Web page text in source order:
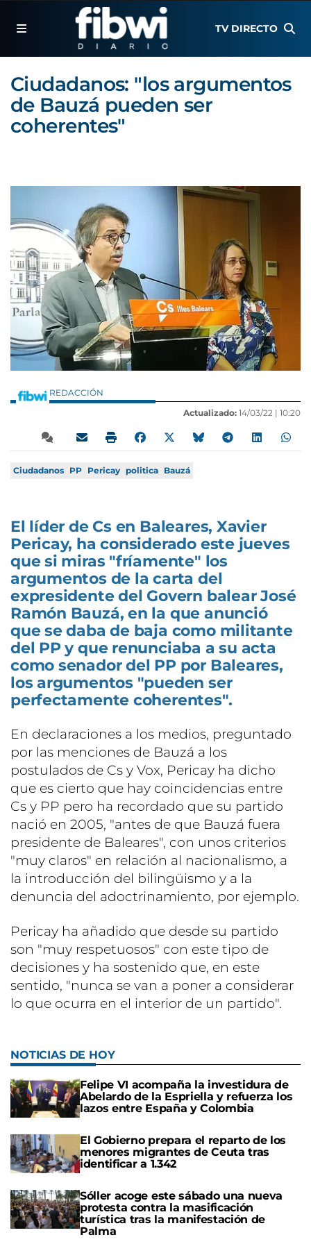
TV DIRECTO
Ciudadanos: "los argumentos
de Bauzá pueden ser
coherentes"
REDACCIÓN
Actualizado: 14/03/22 | 10:20
Ciudadanos PP Pericay politica Bauzá
El líder de Cs en Baleares, Xavier
Pericay, ha considerado este jueves
que si miras "fríamente" los
argumentos de la carta del
expresidente del Govern balear José
Ramón Bauzá, en la que anunció
que se daba de baja como militante
del PP y que renunciaba a su acta
como senador del PP por Baleares,
los argumentos "pueden ser
perfectamente coherentes".
En declaraciones a los medios, preguntado
por las menciones de Bauzá a los
postulados de Cs y Vox, Pericay ha dicho
que es cierto que hay coincidencias entre
Cs y PP pero ha recordado que su partido
nació en 2005, "antes de que Bauzá fuera
presidente de Baleares", con unos criterios
"muy claros" en relación al nacionalismo, a
la introducción del bilingüismo y a la
denuncia del adoctrinamiento, por ejemplo.
Pericay ha añadido que desde su partido
son "muy respetuosos" con este tipo de
decisiones y ha sostenido que, en este
sentido, "nunca se van a poner a considerar
lo que ocurra en el interior de un partido".
NOTICIAS DE HOY
Felipe VI acompaña la investidura de
Abelardo de la Espriella y refuerza los
lazos entre España y Colombia
El Gobierno prepara el reparto de los
menores migrantes de Ceuta tras
identificar a 1.342
Sóller acoge este sábado una nueva
protesta contra la masificación
turística tras la manifestación de
Palma